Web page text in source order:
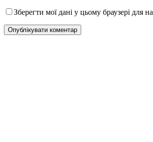
Зберегти мої дані у цьому браузері для